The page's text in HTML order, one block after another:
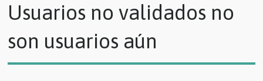
u
a
s
Usuarios no validados no
son usuarios aún